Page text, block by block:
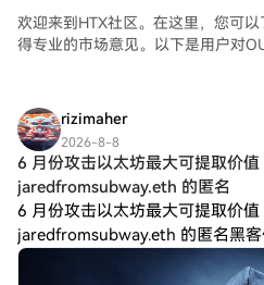
欢迎来到HTX社区。在这里，您可
得专业的市场意见。以下是用户对
rizimaher
2026-8-8
6 月份攻击以太坊最大可提取价值
jaredfromsubway.eth 的匿名
6 月份攻击以太坊最大可提取价值
jaredfromsubway.eth 的匿名黑
易来预测市场时机，但却适得其